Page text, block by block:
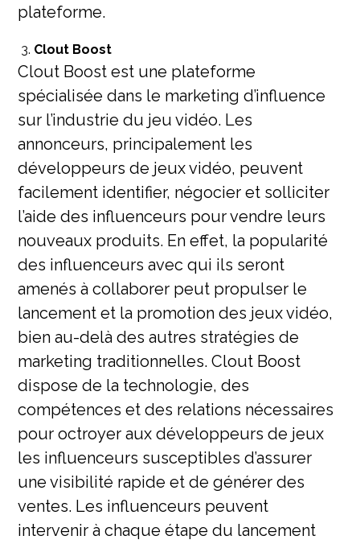
plateforme.
Clout Boost
Clout Boost est une plateforme
spécialisée dans le marketing d’influence
sur l’industrie du jeu vidéo. Les
annonceurs, principalement les
développeurs de jeux vidéo, peuvent
facilement identifier, négocier et solliciter
l’aide des influenceurs pour vendre leurs
nouveaux produits. En effet, la popularité
des influenceurs avec qui ils seront
amenés à collaborer peut propulser le
lancement et la promotion des jeux vidéo,
bien au-delà des autres stratégies de
marketing traditionnelles. Clout Boost
dispose de la technologie, des
compétences et des relations nécessaires
pour octroyer aux développeurs de jeux
les influenceurs susceptibles d’assurer
une visibilité rapide et de générer des
ventes. Les influenceurs peuvent
intervenir à chaque étape du lancement